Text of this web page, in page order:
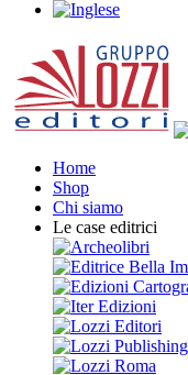
Home
Shop
Chi siamo
Le case editrici